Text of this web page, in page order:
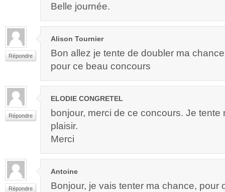
Belle journée.
Répondre
Alison Tournier
Bon allez je tente de doubler ma
pour ce beau concours
Répondre
ELODIE CONGRETEL
bonjour, merci de ce concours. Je
plaisir.
Merci
Répondre
Antoine
Bonjour, je vais tenter ma chance, pour